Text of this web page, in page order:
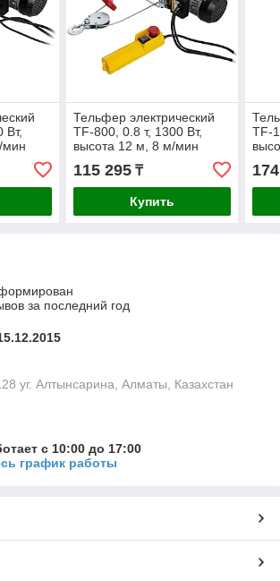
Вт,
мин
Тельфер электрический
TF-800, 0.8 т, 1300 Вт,
высота 12 м, 8 м/мин
115 295₸
Купить
TF-
за последний год
уг. Алтынсарина, Алматы, Казахстан
с 10:00 до 17:00
график работы